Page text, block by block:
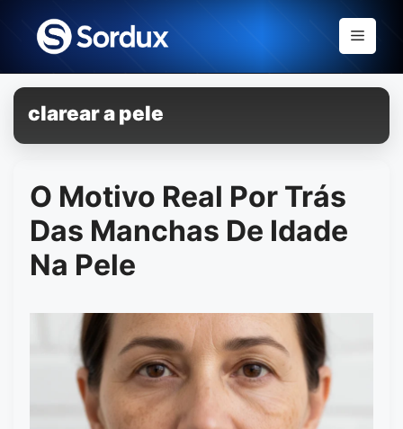
content
Menu
clarear a pele
O Motivo Real Por Trás
Das Manchas De Idade
Na Pele